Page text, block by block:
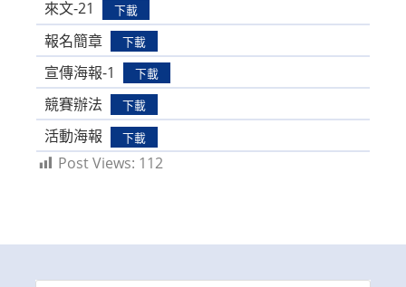
來文-21 下載
報名簡章 下載
宣傳海報-1 下載
競賽辦法 下載
活動海報 下載
Post Views: 112